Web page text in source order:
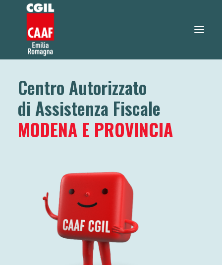
730 2026
SERVIZI
TEO RISPONDE
LAVORA CON NOI
RICERCA
Centro Autorizzato
di Assistenza Fiscale
MODENA E PROVINCIA